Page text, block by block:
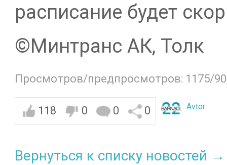
расписание будет
©️Минтранс АК, Толк
Просмотров/предпросмотров: 1175/
118 0 0 0 Avtor
Вернуться к списку новостей →